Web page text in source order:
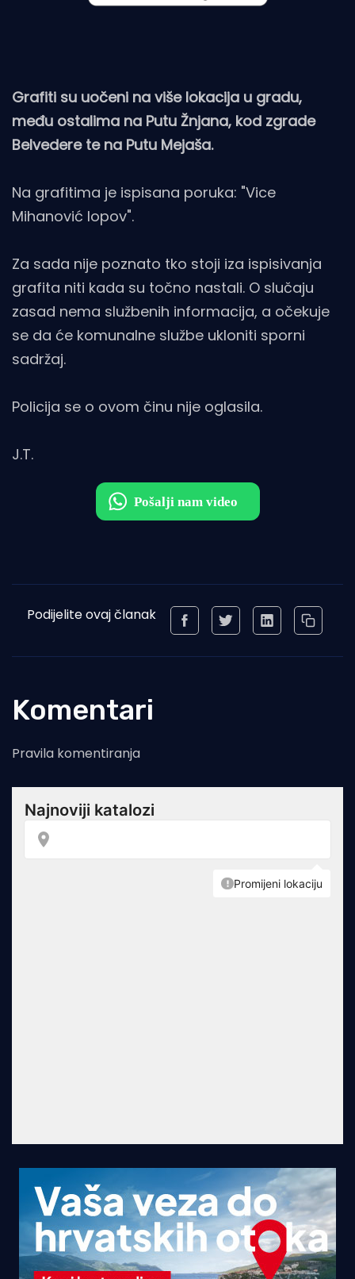
Grafiti su uočeni na više lokacija u gradu,
među ostalima na Putu Žnjana, kod zgrade
Belvedere te na Putu Mejaša.
Na grafitima je ispisana poruka: "Vice
Mihanović lopov".
Za sada nije poznato tko stoji iza ispisivanja
grafita niti kada su točno nastali. O slučaju
zasad nema službenih informacija, a očekuje
se da će komunalne službe ukloniti sporni
sadržaj.
Policija se o ovom činu nije oglasila.
J.T.
Podijelite ovaj članak
Komentari
Pravila komentiranja